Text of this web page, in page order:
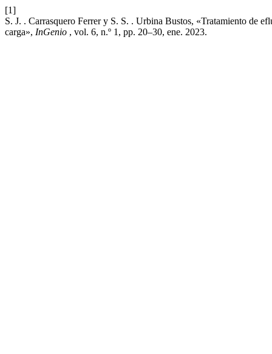
[1]
S. J. . Carrasquero Ferrer y S. S. . Urbina Bustos, «Tratamiento de
carga», InGenio , vol. 6, n.º 1, pp. 20–30, ene. 2023.